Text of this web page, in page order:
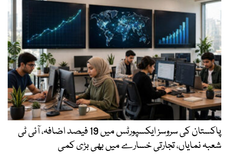
پاکستان کی سروسز ایکسپورٹس میں 19 فیصد اضافہ، آئی ٹی
شعبہ نمایاں، تجارتی خسارے میں بھی بڑی کمی